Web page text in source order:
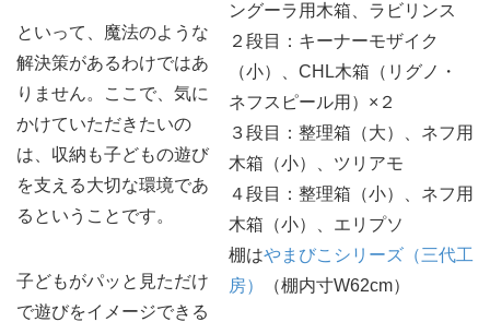
といって、魔法のような
解決策があるわけではあ
りません。ここで、気に
かけていただきたいの
は、収納も子どもの遊び
を支える大切な環境であ
るということです。
子どもがパッと見ただけ
で遊びをイメージできる
ングーラ用木箱、ラビリンス
２段目：キーナーモザイク
（小）、CHL木箱（リグノ・
ネフスピール用）×２
３段目：整理箱（大）、ネフ用
木箱（小）、ツリアモ
４段目：整理箱（小）、ネフ用
木箱（小）、エリプソ
棚はやまびこシリーズ（三代工
房）
（棚内寸W62cm）